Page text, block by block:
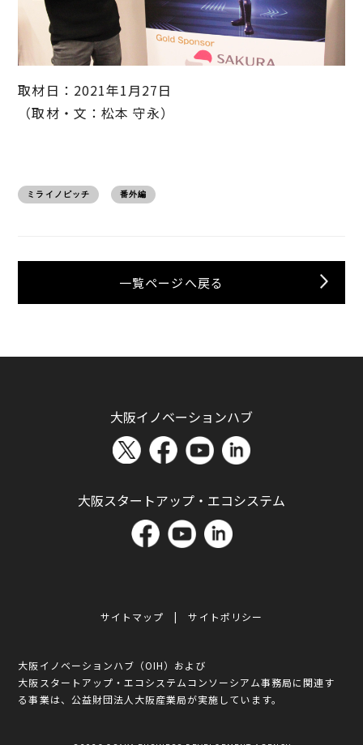
取材日：2021年1月27日
（取材・文：松本 守永）
ミライノピッチ 番外編
一覧ページへ戻る
大阪イノベーションハブ
大阪スタートアップ・エコシステム
サイトマップ サイトポリシー
大阪イノベーションハブ（OIH）および
大阪スタートアップ・エコシステムコンソーシアム事務局に関連す
る事業は、公益財団法人大阪産業局が実施しています。